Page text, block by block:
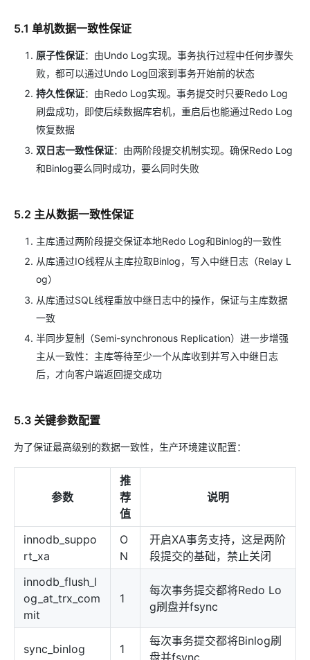
5.1 单机数据一致性保证
原子性保证：由Undo Log实现。事务执行过程中任何步骤失
败，都可以通过Undo Log回滚到事务开始前的状态
持久性保证：由Redo Log实现。事务提交时只要Redo Log
刷盘成功，即使后续数据库宕机，重启后也能通过Redo Log
恢复数据
双日志一致性保证：由两阶段提交机制实现。确保Redo Log
和Binlog要么同时成功，要么同时失败
5.2 主从数据一致性保证
主库通过两阶段提交保证本地Redo Log和Binlog的一致性
从库通过IO线程从主库拉取Binlog，写入中继日志（Relay L
og）
从库通过SQL线程重放中继日志中的操作，保证与主库数据
一致
半同步复制（Semi-synchronous Replication）进一步增强
主从一致性：主库等待至少一个从库收到并写入中继日志
后，才向客户端返回提交成功
5.3 关键参数配置
为了保证最高级别的数据一致性，生产环境建议配置：
参数
推
荐
值
说明
innodb_suppo
rt_xa
O
N
开启XA事务支持，这是两阶
段提交的基础，禁止关闭
innodb_flush_l
og_at_trx_com
mit
1
每次事务提交都将Redo Lo
g刷盘并fsync
sync_binlog 1
每次事务提交都将Binlog刷
盘并fsync